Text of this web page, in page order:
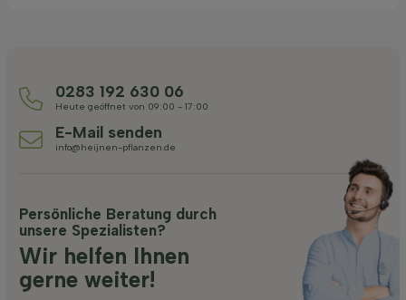
0283 192 630 06
Heute geöffnet von 09:00 - 17:00
E-Mail senden
info@heijnen-pflanzen.de
Persönliche Beratung durch
unsere Spezialisten?
Wir helfen Ihnen
gerne weiter!